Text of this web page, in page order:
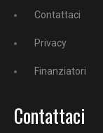
Contattaci
Privacy
Finanziatori
Contattaci